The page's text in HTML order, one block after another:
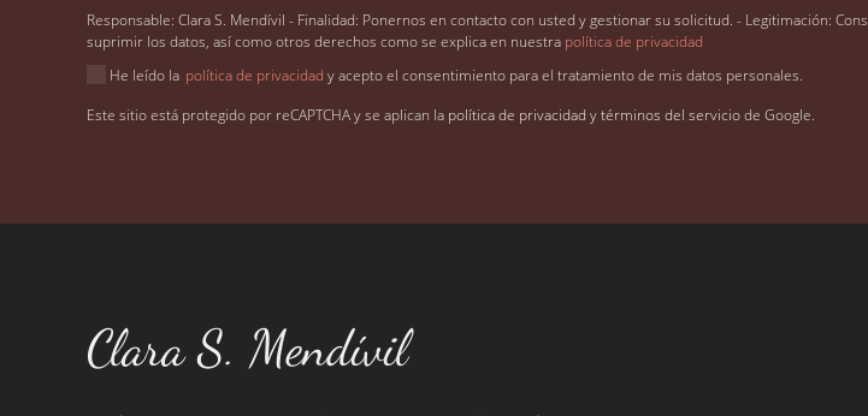
Responsable: Clara S. Mendívil - Finalidad: Ponernos en contacto con usted y gestionar su solicitud. - Legitimación:
suprimir los datos, así como otros derechos como se explica en nuestra política de privacidad
He leído la política de privacidad y acepto el consentimiento para el tratamiento de mis datos personales.
Este sitio está protegido por reCAPTCHA y se aplican la política de privacidad ytérminos del serviciode Google.
Clara S. Mendívil